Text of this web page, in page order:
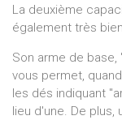
La deuxième
également très
Son arme de base,
vous permet,
les dés indiquant
lieu d'une. De